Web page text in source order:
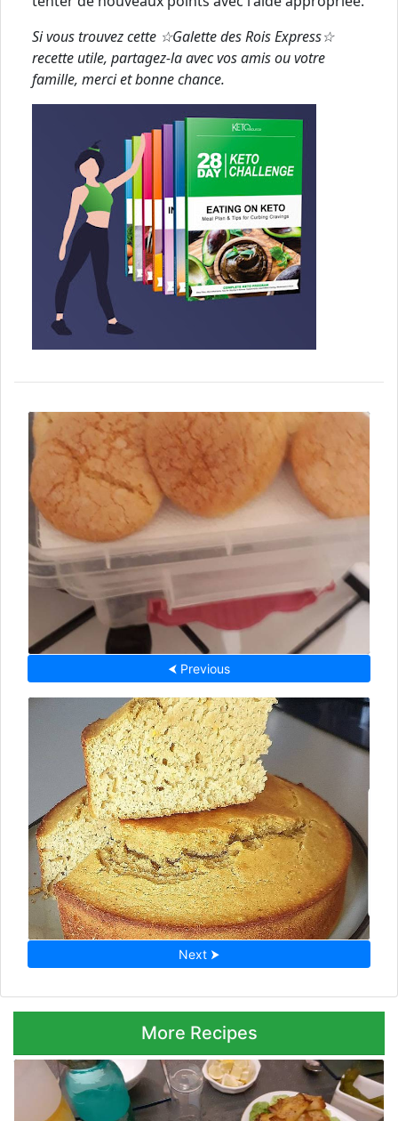
Si vous trouvez cette ☆Galette des Rois Express☆
recette utile, partagez-la avec vos amis ou votre
famille, merci et bonne chance.
⮜ Previous
Next ⮞
More Recipes